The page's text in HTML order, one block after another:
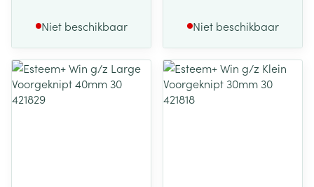
Niet beschikbaar Niet beschikbaar